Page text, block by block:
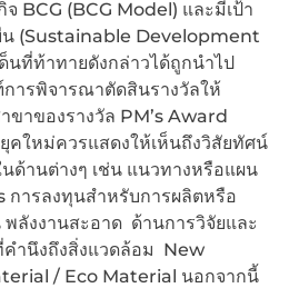
BCG (BCG Model) และมีเป้า
(Sustainable Development
นที่ท้าทายดังกล่าวได้ถูกนำไป
ารพิจารณาตัดสินรางวัลให้
ขาของรางวัล PM’s Award
คใหม่ควรแสดงให้เห็นถึงวิสัยทัศน์
ด้านต่างๆ เช่น แนวทางหรือแผน
การลงทุนสำหรับการผลิตหรือ
ลังงานสะอาด ด้านการวิจัยและ
ำนึงถึงสิ่งแวดล้อม New
/ Eco Material นอกจากนี้